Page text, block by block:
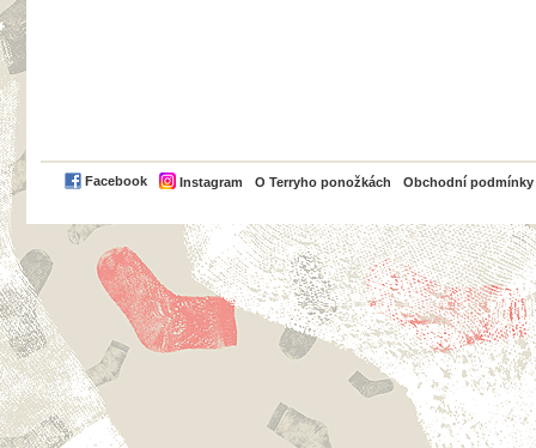
Facebook Instagram O Terryho ponožkách Obchodní podmínky
PayPal